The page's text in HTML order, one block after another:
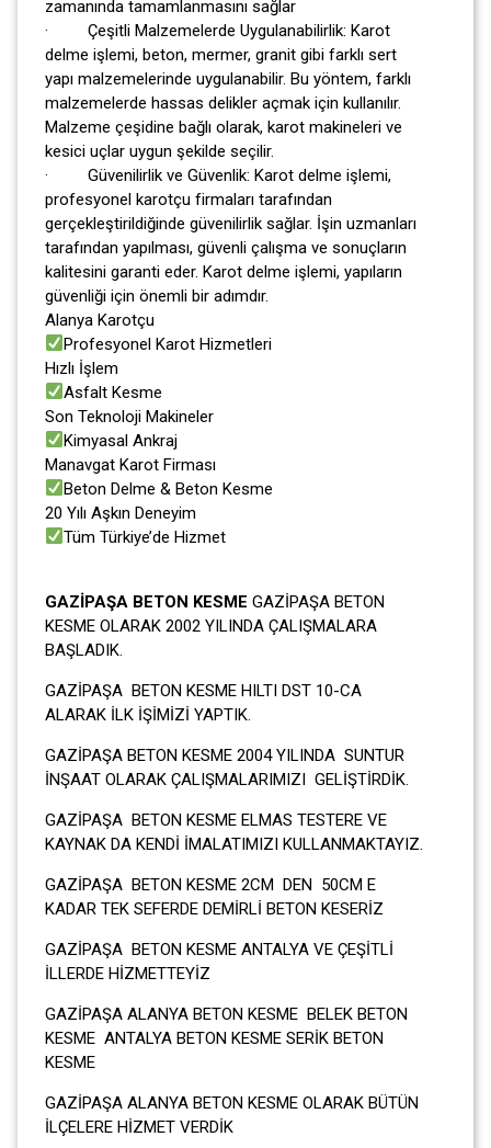
zamanında tamamlanmasını sağlar
· Çeşitli Malzemelerde Uygulanabilirlik: Karot
delme işlemi, beton, mermer, granit gibi farklı sert
yapı malzemelerinde uygulanabilir. Bu yöntem, farklı
malzemelerde hassas delikler açmak için kullanılır.
Malzeme çeşidine bağlı olarak, karot makineleri ve
kesici uçlar uygun şekilde seçilir.
· Güvenilirlik ve Güvenlik: Karot delme işlemi,
profesyonel karotçu firmaları tarafından
gerçekleştirildiğinde güvenilirlik sağlar. İşin uzmanları
tarafından yapılması, güvenli çalışma ve sonuçların
kalitesini garanti eder. Karot delme işlemi, yapıların
güvenliği için önemli bir adımdır.
Alanya Karotçu
Profesyonel Karot Hizmetleri
Hızlı İşlem
Asfalt Kesme
Son Teknoloji Makineler
Kimyasal Ankraj
Manavgat Karot Firması
Beton Delme & Beton Kesme
20 Yılı Aşkın Deneyim
Tüm Türkiye’de Hizmet
GAZİPAŞA BETON KESME GAZİPAŞA BETON
KESME OLARAK 2002 YILINDA ÇALIŞMALARA
BAŞLADIK.
GAZİPAŞA BETON KESME HILTI DST 10-CA
ALARAK İLK İŞİMİZİ YAPTIK.
GAZİPAŞA BETON KESME 2004 YILINDA SUNTUR
İNŞAAT OLARAK ÇALIŞMALARIMIZI GELİŞTİRDİK.
GAZİPAŞA BETON KESME ELMAS TESTERE VE
KAYNAK DA KENDİ İMALATIMIZI KULLANMAKTAYIZ.
GAZİPAŞA BETON KESME 2CM DEN 50CM E
KADAR TEK SEFERDE DEMİRLİ BETON KESERİZ
GAZİPAŞA BETON KESME ANTALYA VE ÇEŞİTLİ
İLLERDE HİZMETTEYİZ
GAZİPAŞA ALANYA BETON KESME BELEK BETON
KESME ANTALYA BETON KESME SERİK BETON
KESME
GAZİPAŞA ALANYA BETON KESME OLARAK BÜTÜN
İLÇELERE HİZMET VERDİK